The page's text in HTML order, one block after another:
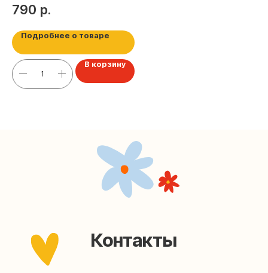
790 р.
Подробнее о товаре
В корзину
Мастерские упаковки подарков работают без
выходных, с 10 до 20 часов. Пишите, звоните,
заходите — всегда рады помочь!
Москва, ул.Плющиха, дом 42
Мастерская на Плющихе
Наш канал в Telegram